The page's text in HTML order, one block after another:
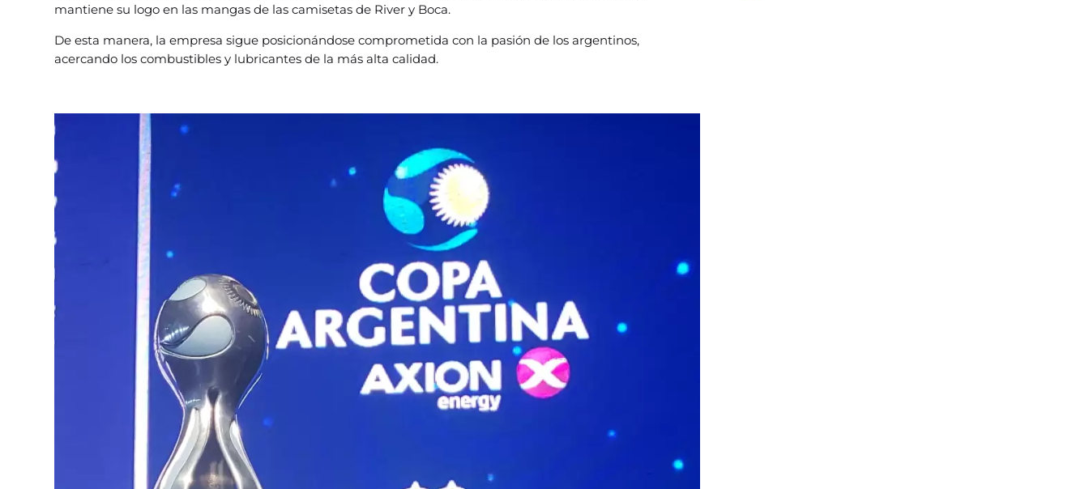
mantiene su logo en las mangas de las camisetas de River y Boca.
De esta manera, la empresa sigue posicionándose comprometida con la pasión de los argentinos,
acercando los combustibles y lubricantes de la más alta calidad.